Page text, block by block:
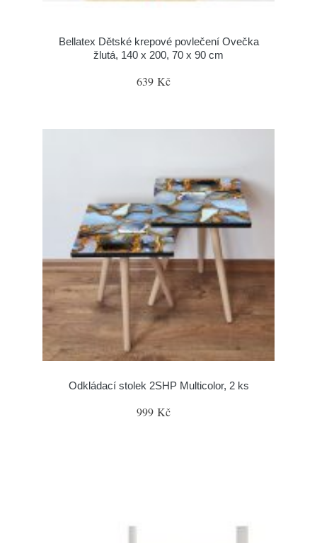
Bellatex Dětské krepové povlečení Ovečka
žlutá, 140 x 200, 70 x 90 cm
639 Kč
Odkládací stolek 2SHP Multicolor, 2 ks
999 Kč